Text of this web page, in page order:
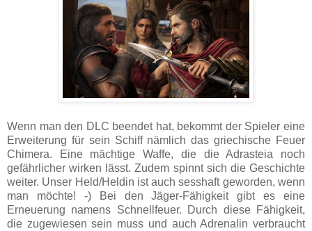
Wenn man den DLC beendet hat, bekommt der Spieler eine
Erweiterung für sein Schiff nämlich das griechische Feuer
Chimera. Eine mächtige Waffe, die die Adrasteia noch
gefährlicher wirken lässt. Zudem spinnt sich die Geschichte
weiter. Unser Held/Heldin ist auch sesshaft geworden, wenn
man möchte! -) Bei den Jäger-Fähigkeit gibt es eine
Erneuerung namens Schnellfeuer. Durch diese Fähigkeit,
die zugewiesen sein muss und auch Adrenalin verbraucht